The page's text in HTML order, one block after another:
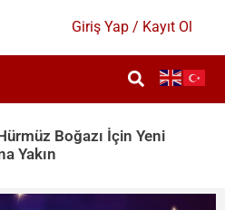
Giriş Yap / Kayıt Ol
Nedir? Türkiye’nin Yeni
Hamlesi